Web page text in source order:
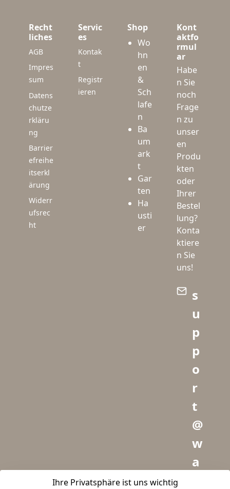
Ihre Privatsphäre ist uns wichtig
Recht
liches
AGB
Impres
sum
Datens
chutze
rkläru
ng
Barrier
efreihe
itserkl
ärung
Widerr
ufsrec
ht
Servic
es
Kontak
t
Registr
ieren
Shop
Wo
hn
en
&
Sch
lafe
n
Ba
um
ark
t
Gar
ten
Ha
usti
er
Kont
aktfo
rmul
ar
Habe
n Sie
noch
Frage
n zu
unser
en
Produ
kten
oder
Ihrer
Bestel
lung?
Konta
ktiere
n Sie
uns!
s
u
p
p
o
r
t
@
w
a